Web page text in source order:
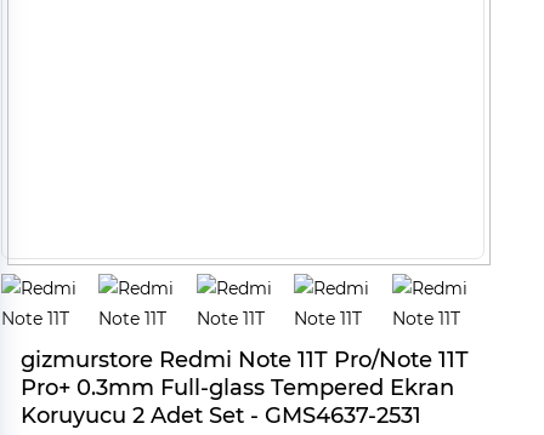
gizmurstore Redmi Note 11T Pro/Note 11T
Pro+ 0.3mm Full-glass Tempered Ekran
Koruyucu 2 Adet Set - GMS4637-2531